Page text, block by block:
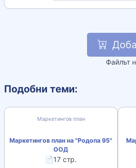
Файлът
Подобни теми:
Маркетингов план
Маркетингов план на "Родопа 95"
ООД
📄17 стр.